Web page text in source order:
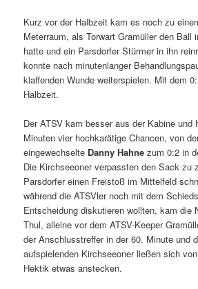
Kurz vor der Halbzeit kam es noch zu
Meterraum, als Torwart Gramüller den Ball
hatte und ein Parsdorfer Stürmer in ihn
konnte nach minutenlanger
klaffenden Wunde weiterspielen. Mit dem
Halbzeit.
Der ATSV kam besser aus der Kabine und
Minuten vier hochkarätige Chancen, von
eingewechselte Danny Hahne zum 0:2 in
Die Kirchseeoner verpassten den Sack zu
Parsdorfer einen Freistoß im Mittelfeld
während die ATSVler noch mit dem
Entscheidung diskutieren wollten, kam die
Thul, alleine vor dem ATSV-Keeper
der Anschlusstreffer in der 60. Minute und
aufspielenden Kirchseeoner ließen sich
Hektik etwas anstecken.